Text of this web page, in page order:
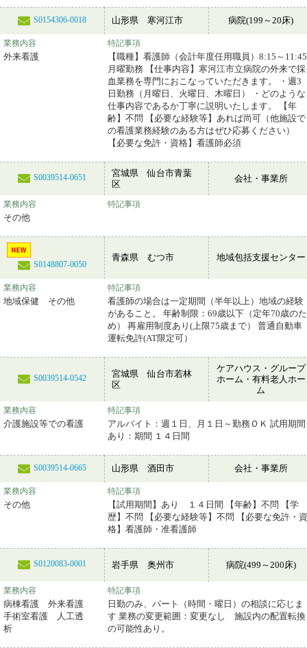
S0154306-0018 山形県 寒河江市 病院(199～20床)
業務内容
外来看護
特記事項
【職種】看護師（会計年度任用職員）8:15～11:45
月曜勤務 【仕事内容】寒河江市立病院の外来で採
血業務を専門におこなっていただきます。 ・週3
日勤務（月曜日、火曜日、木曜日） ・どのような
仕事内容であるか丁寧に説明いたします。 【年
齢】不問 【必要な経験等】あれば尚可（他施設で
の看護業務経験のある方はぜひ応募ください）
【必要な免許・資格】看護師必須
S0039514-0651
宮城県 仙台市青葉
区
会社・事業所
業務内容
その他
特記事項
S0148807-0050
青森県 むつ市 地域包括支援センター
業務内容
地域保健 その他
特記事項
看護師の場合は一定期間（半年以上）地域の経験
があること。 年齢制限：69歳以下（定年70歳のた
め） 再雇用制度あり(上限75歳まで） 普通自動車
運転免許(AT限定可）
S0039514-0542
宮城県 仙台市若林
区
ケアハウス・グループ
ホーム・有料老人ホー
ム
業務内容
介護施設等での看護
特記事項
アルバイト：週１日、月１日～勤務ＯＫ 試用期間
あり：期間 １４日間
S0039514-0665 山形県 酒田市 会社・事業所
業務内容
その他
特記事項
【試用期間】あり １４日間 【年齢】不問 【学
歴】不問 【必要な経験等】不問 【必要な免許・資
格】看護師・准看護師
S0120083-0001 岩手県 奥州市 病院(499～200床)
業務内容
病棟看護 外来看護
手術室看護 人工透
析
特記事項
日勤のみ、パート（時間・曜日）の相談に応じま
す 業務の変更範囲：変更なし 施設内の配置転換
の可能性あり。